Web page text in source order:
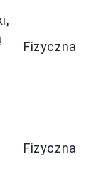
Fizyczna
Fizyczna